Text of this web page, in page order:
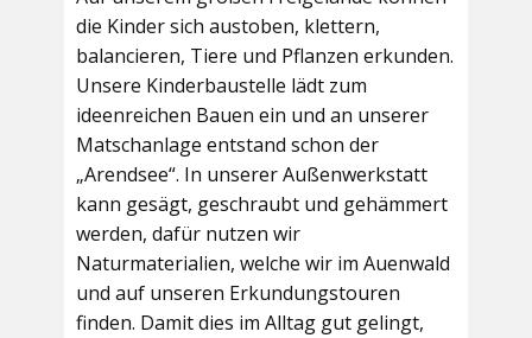
die Kinder sich austoben, klettern,
balancieren, Tiere und Pflanzen erkunden.
Unsere Kinderbaustelle lädt zum
ideenreichen Bauen ein und an unserer
Matschanlage entstand schon der
„Arendsee“. In unserer Außenwerkstatt
kann gesägt, geschraubt und gehämmert
werden, dafür nutzen wir
Naturmaterialien, welche wir im Auenwald
und auf unseren Erkundungstouren
finden. Damit dies im Alltag gut gelingt,